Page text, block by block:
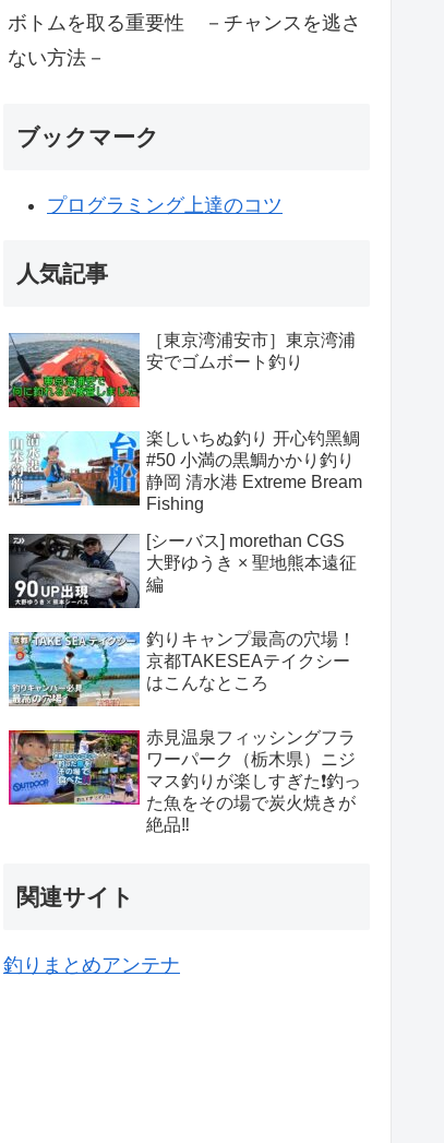
ボトムを取る重要性 －チャンスを逃さ
ない方法－
ブックマーク
プログラミング上達のコツ
人気記事
［東京湾浦安市］東京湾浦
安でゴムボート釣り
楽しいちぬ釣り 开心钓黑鲷
#50 小満の黒鯛かかり釣り
静岡 清水港 Extreme Bream
Fishing
[シーバス] morethan CGS
大野ゆうき × 聖地熊本遠征
編
釣りキャンプ最高の穴場！
京都TAKESEAテイクシー
はこんなところ
赤見温泉フィッシングフラ
ワーパーク（栃木県）ニジ
マス釣りが楽しすぎた❗️釣っ
た魚をその場で炭火焼きが
絶品‼️
関連サイト
釣りまとめアンテナ